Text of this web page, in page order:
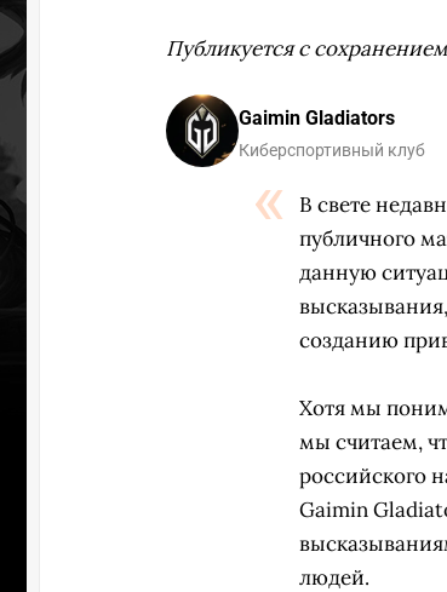
Публикуется с
Gaimin Gladiators
Киберспортивный клуб
В свете
публичного
данную
созданию
Хотя мы
мы считаем,
российского
Gaimin
людей.